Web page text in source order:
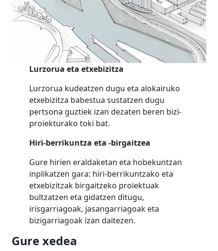
Lurzorua eta etxebizitza
Lurzorua kudeatzen dugu eta alokairuko
etxebizitza babestua sustatzen dugu
pertsona guztiek izan dezaten beren bizi-
proiekturako toki bat.
Hiri-berrikuntza eta -birgaitzea
Gure hirien eraldaketan eta hobekuntzan
inplikatzen gara: hiri-berrikuntzako eta
etxebizitzak birgaitzeko proiektuak
bultzatzen eta gidatzen ditugu,
irisgarriagoak, jasangarriagoak eta
bizigarriagoak izan daitezen.
Gure xedea